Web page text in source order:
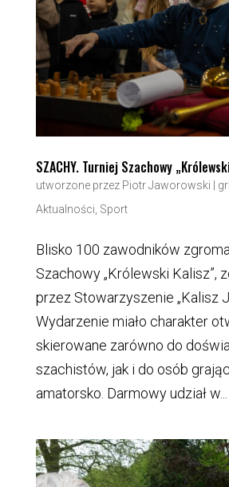
SZACHY. Turniej Szachowy
utworzone przez Piotr Jaworowski
Aktualności, Sport
Blisko 100 zawodników
Szachowy „Królewski Kalisz”,
przez Stowarzyszenie „Kalisz
Wydarzenie miało charakter
skierowane zarówno do
szachistów, jak i do osób
amatorsko. Darmowy udział w...